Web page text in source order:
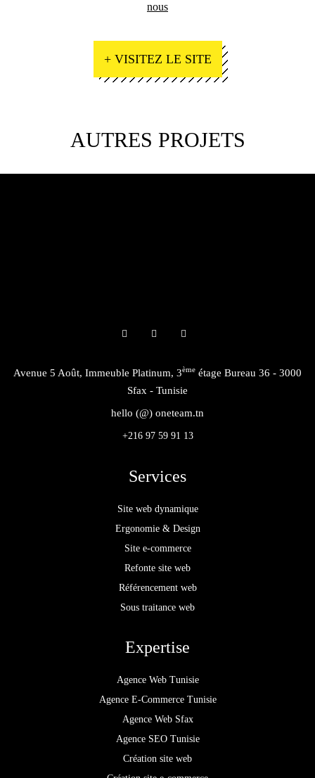
nous
+ VISITEZ LE SITE
AUTRES PROJETS
Avenue 5 Août, Immeuble Platinum, 3ème étage Bureau 36 - 3000
Sfax - Tunisie
hello (@) oneteam.tn
+216 97 59 91 13
Services
Site web dynamique
Ergonomie & Design
Site e-commerce
Refonte site web
Référencement web
Sous traitance web
Expertise
Agence Web Tunisie
Agence E-Commerce Tunisie
Agence Web Sfax
Agence SEO Tunisie
Création site web